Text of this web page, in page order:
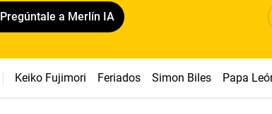
Pregúntale a Merlín IA
Keiko Fujimori Feriados Simon Biles Papa